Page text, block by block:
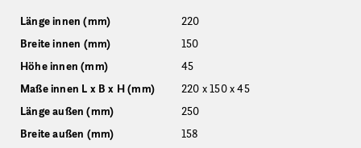
Länge innen (mm)
220
Breite innen (mm)
150
Höhe innen (mm)
45
Maße innen L x B x H (mm)
220 x 150 x 45
Länge außen (mm)
250
Breite außen (mm)
158